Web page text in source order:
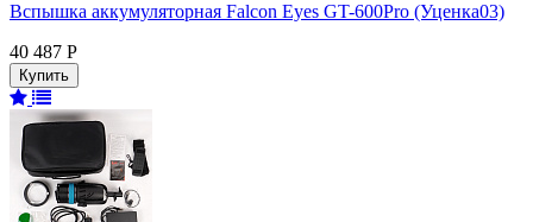
Вспышка аккумуляторная Falcon Eyes GT-600Pro (Уценка03)
40 487 Р